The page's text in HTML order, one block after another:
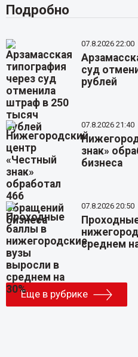
Подробно
07.8.2026 22:00
суд
рублей
07.8.2026 21:40
знак»
бизнеса
07.8.2026 20:50
среднем
Еще в рубрике